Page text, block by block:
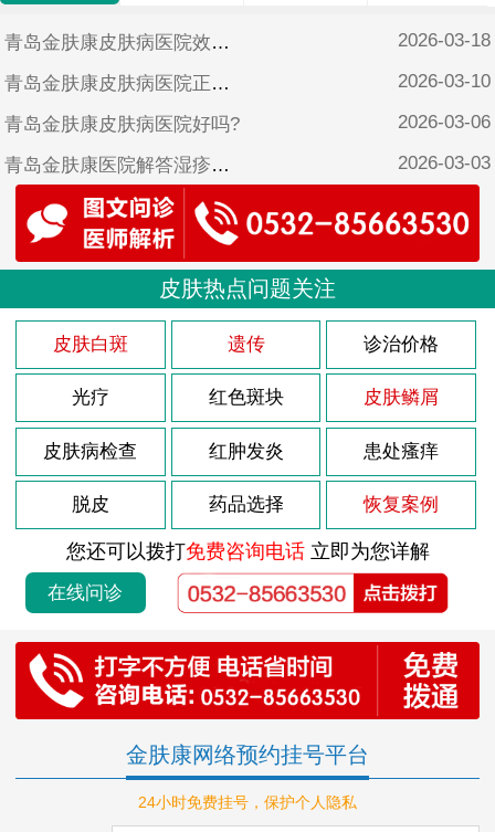
青岛金肤康皮肤病医院效果好吗? 2026-03-18
青岛金肤康皮肤病医院正规吗? 2026-03-10
青岛金肤康皮肤病医院好吗? 2026-03-06
青岛金肤康医院解答湿疹怎样治疗? 2026-03-03
青岛金肤康皮肤病医院靠谱吗?
青岛金肤康皮肤病医院可靠吗?
青岛金肤康皮肤病医院是不是正规医院?
青岛金肤康口碑? 2025-05-12
皮肤热点问题关注
皮肤白斑 遗传 诊治价格
光疗 红色斑块 皮肤鳞屑
皮肤病检查 红肿发炎 患处瘙痒
脱皮 药品选择 恢复案例
您还可以拨打免费咨询电话立即为您详解
在线问诊
金肤康网络预约挂号平台
24小时免费挂号，保护个人隐私